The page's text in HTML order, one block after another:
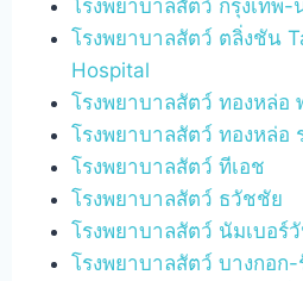
โรงพยาบาลสัตว์ กรุงเทพ-
โรงพยาบาลสัตว์ ตลิ่งชัน
Hospital
โรงพยาบาลสัตว์ ทองหล่อ
โรงพยาบาลสัตว์ ทองหล่อ
โรงพยาบาลสัตว์ ทีเอช
โรงพยาบาลสัตว์ ธวัชชัย
โรงพยาบาลสัตว์ นัมเบอร์
โรงพยาบาลสัตว์ บางกอก